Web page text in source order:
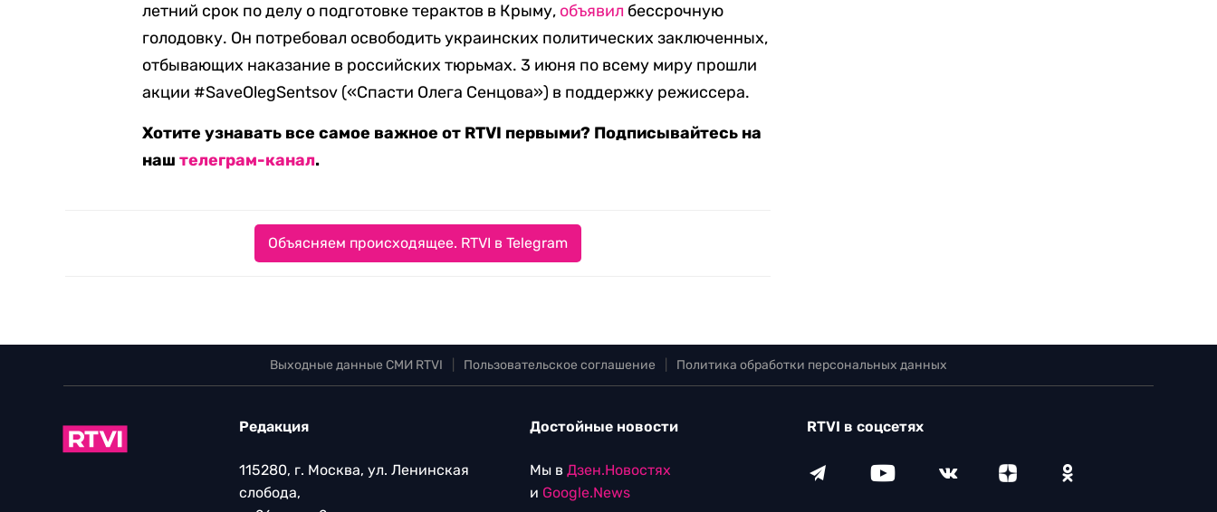
летний срок по делу о подготовке терактов в Крыму, объявил бессрочную
голодовку. Он потребовал освободить украинских политических заключенных,
отбывающих наказание в российских тюрьмах. 3 июня по всему миру прошли
акции #SaveOlegSentsov («Спасти Олега Сенцова») в поддержку режиссера.
Хотите узнавать все самое важное от RTVI первыми? Подписывайтесь на
наштелеграм-канал.
Объясняем происходящее. RTVI в Telegram
Выходные данные СМИ RTVI Пользовательское соглашение Политика обработки персональных данных
Редакция
115280, г. Москва, ул. Ленинская
слобода,
Достойные новости
Мы в Дзен.Новостях
и Google.News
RTVI в соцсетях